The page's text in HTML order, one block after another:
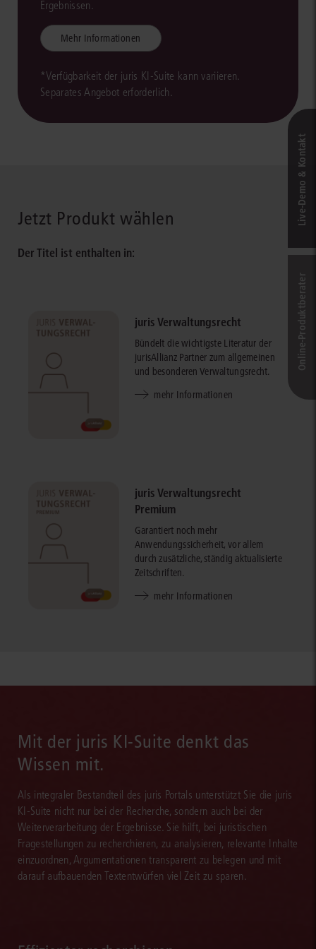
Ergebnissen.
Mehr Informationen
*Verfügbarkeit der juris KI-Suite kann variieren.
Separates Angebot erforderlich.
Jetzt Produkt wählen
Der Titel ist enthalten in:
juris Verwaltungsrecht
Bündelt die wichtigste Literatur der
jurisAllianz Partner zum allgemeinen
und besonderen Verwaltungsrecht.
mehr Informationen
juris Verwaltungsrecht
Premium
Garantiert noch mehr
Anwendungssicherheit, vor allem
durch zusätzliche, ständig aktualisierte
Zeitschriften.
mehr Informationen
Mit der juris KI-Suite denkt das
Wissen mit.
Als integraler Bestandteil des juris Portals unterstützt Sie die juris
KI-Suite nicht nur bei der Recherche, sondern auch bei der
Weiterverarbeitung der Ergebnisse. Sie hilft, bei juristischen
Fragestellungen zu recherchieren, zu analysieren, relevante Inhalte
einzuordnen, Argumentationen transparent zu belegen und mit
darauf aufbauenden Textentwürfen viel Zeit zu sparen.
Live‑Demo & Kontakt
Online-Produkt­berater